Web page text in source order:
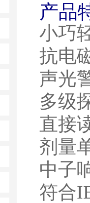
产品
小巧
抗电
声光
多级
直接
剂量
中子
符合